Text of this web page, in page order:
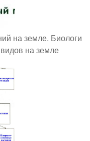
на земле. Биологи
на земле